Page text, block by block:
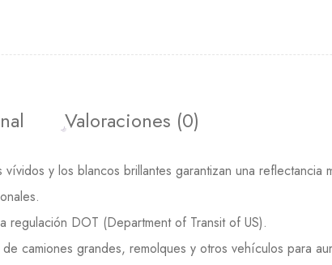
Valoraciones (0)
y los blancos brillantes garantizan una reflectancia
regulación DOT (Department of Transit of US).
camiones grandes, remolques y otros vehículos para